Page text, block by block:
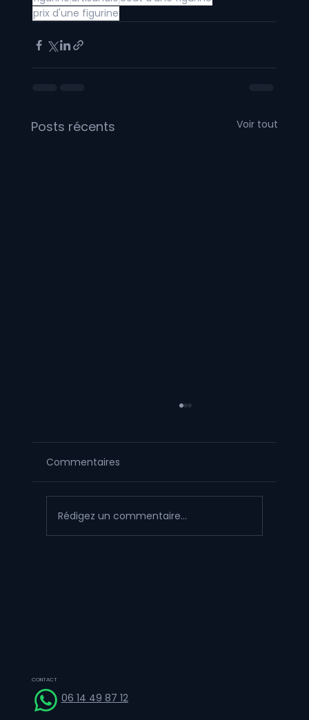
prix d'une figurine
Posts récents Voir tout
Commentaires
Rédigez un commentaire...
CONTACT
06 14 49 87 12